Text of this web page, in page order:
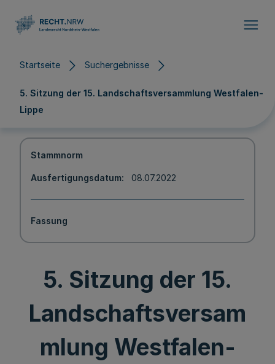
Startseite Suchergebnisse
5. Sitzung der 15. Landschaftsversammlung Westfalen-
Lippe
Stammnorm
Ausfertigungsdatum 08.07.2022
Fassung
5. Sitzung der 15.
Landschaftsversam
mlung Westfalen-